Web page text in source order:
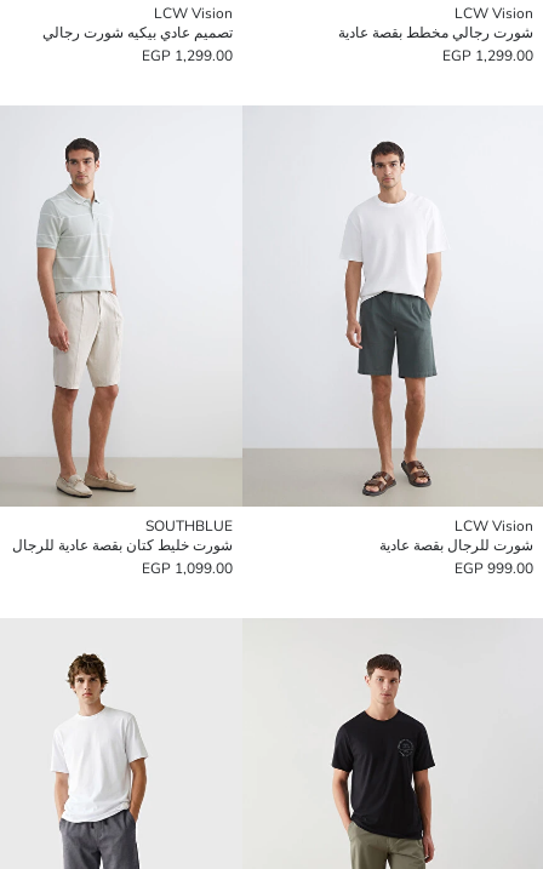
LCW Vision
شورت رجالي مخطط بقصة عادية
1,299.00 EGP
LCW Vision
تصميم عادي بيكيه شورت رجالي
1,299.00 EGP
LCW Vision
شورت للرجال بقصة عادية
999.00 EGP
SOUTHBLUE
شورت خليط كتان بقصة عادية للرجال
1,099.00 EGP